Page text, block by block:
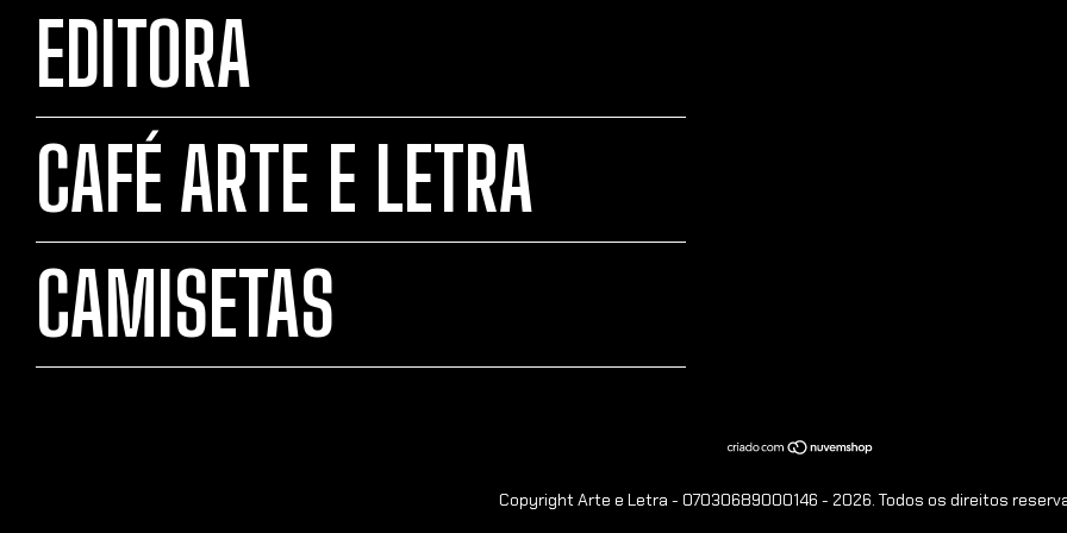
EDITORA
CAFÉ ARTE E LETRA
CAMISETAS
Copyright Arte e Letra - 07030689000146 - 2026. Todos os direitos